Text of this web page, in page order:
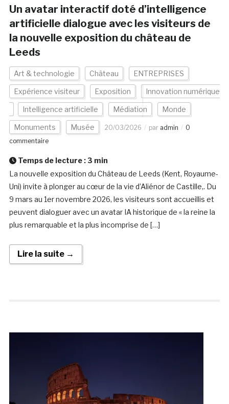
Un avatar interactif doté d’intelligence
artificielle dialogue avec les visiteurs de
la nouvelle exposition du château de
Leeds
Art & technologie Château ENTREPRISES
Expérience visiteur Exposition Innovation numérique
Intelligence artificielle Médiation Monde
Monuments Musée 20/03/2026 par admin
0
commentaire
Temps de lecture : 3 min
La nouvelle exposition du Château de Leeds (Kent, Royaume-
Uni) invite à plonger au cœur de la vie d’Aliénor de Castille,. Du
9 mars au 1er novembre 2026, les visiteurs sont accueillis et
peuvent dialoguer avec un avatar IA historique de « la reine la
plus remarquable et la plus incomprise de […]
Lire la suite →